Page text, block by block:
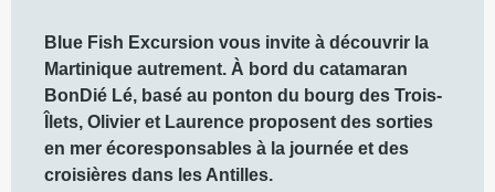
Blue Fish Excursion vous invite à découvrir la
Martinique autrement. À bord du catamaran
BonDié Lé, basé au ponton du bourg des Trois-
Îlets, Olivier et Laurence proposent des sorties
en mer écoresponsables à la journée et des
croisières dans les Antilles.